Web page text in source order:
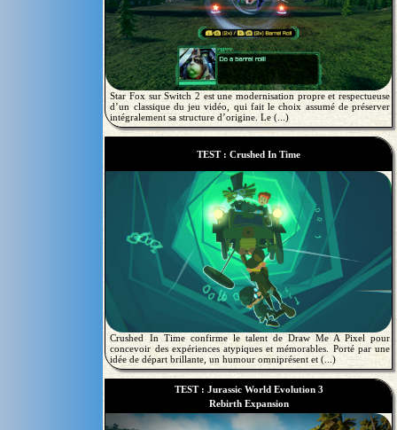
Star Fox sur Switch 2 est une modernisation propre et respectueuse
d’un classique du jeu vidéo, qui fait le choix assumé de préserver
intégralement sa structure d’origine. Le (...)
TEST : Crushed In Time
Crushed In Time confirme le talent de Draw Me A Pixel pour
concevoir des expériences atypiques et mémorables. Porté par une
idée de départ brillante, un humour omniprésent et (...)
TEST : Jurassic World Evolution 3
Rebirth Expansion